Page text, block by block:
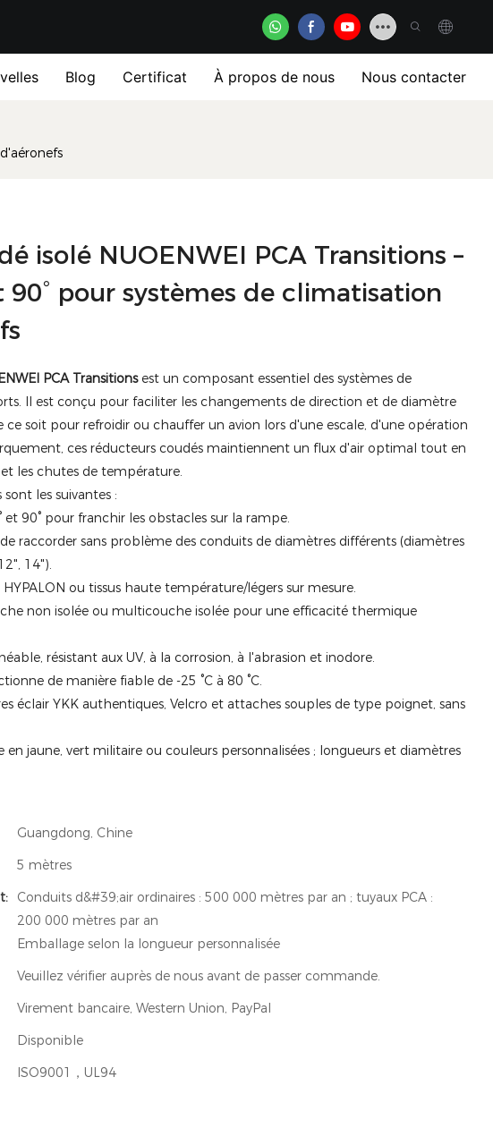
Blog Certificat À propos de nous Nous contacter
isolé NUOENWEI PCA Transitions –
90° pour systèmes de climatisation
PCA Transitionsest un composant essentiel des systèmes de
Il est conçu pour faciliter les changements de direction et de diamètre
ce soit pour refroidir ou chauffer un avion lors d'une escale, d'une opération
ces réducteurs coudés maintiennent un flux d'air optimal tout en
les chutes de température.
les suivantes :
90° pour franchir les obstacles sur la rampe.
raccorder sans problème des conduits de diamètres différents (diamètres
14").
HYPALON ou tissus haute température/légers sur mesure.
non isolée ou multicouche isolée pour une efficacité thermique
résistant aux UV, à la corrosion, à l'abrasion et inodore.
de manière fiable de -25 °C à 80 °C.
éclair YKK authentiques, Velcro et attaches souples de type poignet, sans
jaune, vert militaire ou couleurs personnalisées ; longueurs et diamètres
Guangdong, Chine
5 mètres
Conduits d&#39;air ordinaires : 500 000 mètres par an ; tuyaux PCA :
200 000 mètres par an
Emballage selon la longueur personnalisée
Veuillez vérifier auprès de nous avant de passer commande.
Virement bancaire, Western Union, PayPal
Disponible
ISO9001，UL94